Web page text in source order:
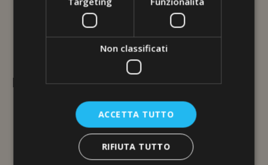
L'ERBORISTERIA
Via Brunelleschi, 117
48100 Ravenna
Non classificati
ACCETTA TUTTO
RIFIUTA TUTTO